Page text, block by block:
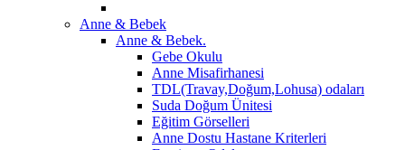
Anne & Bebek
Anne & Bebek.
Gebe Okulu
Anne Misafirhanesi
TDL(Travay,Doğum,Lohusa) odaları
Suda Doğum Ünitesi
Eğitim Görselleri
Anne Dostu Hastane Kriterleri